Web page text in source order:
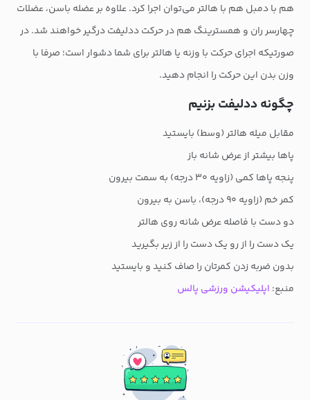
هم با دمبل هم با هالتر می‌توان اجرا کرد. علاوه بر عضله باسن، عضلات
چهارسر ران و همسترینگ هم در حرکت ددلیفت درگیر خواهند شد. در
صورتیکه اجرای حرکت با وزنه یا هالتر برای شما دشوار است؛ صرفا با
وزن بدن این حرکت را انجام دهید.
چگونه ددلیفت بزنیم
مقابل میله هالتر (وسط) بایستید
پاها بیشتر از عرض شانه باز
پنجه پاها کمی (زاویه ۳۰ درجه) به سمت بیرون
کمر خم (زاویه ۹۰ درجه)، باسن به بیرون
دو دست با فاصله عرض شانه روی هالتر
یک دست را از رو یک دست را از زیر بگیرید
بدون ضربه زدن کمرتان را صاف کنید و بایستید
منبع: اپلیکیشن ورزشی پالس